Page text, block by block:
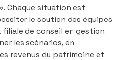
Chaque situation est
le soutien des équipes
filiale de conseil en gestion
les scénarios, en
revenus du patrimoine et